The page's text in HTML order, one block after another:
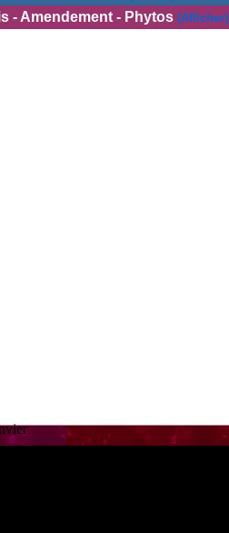
- Amendement - Phytos (afficher)